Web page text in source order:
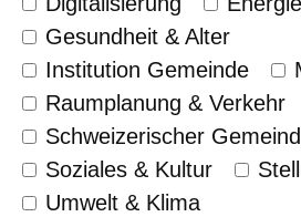
Gesundheit & Alter
Institution Gemeinde
Raumplanung & Verkehr
Schweizerischer
Soziales & Kultur
Umwelt & Klima